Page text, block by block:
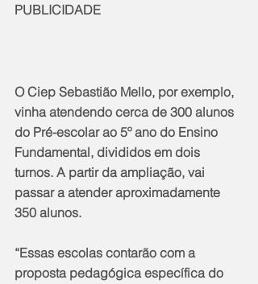
PUBLICIDADE
O Ciep Sebastião Mello, por exemplo,
vinha atendendo cerca de 300 alunos
do Pré-escolar ao 5º ano do Ensino
Fundamental, divididos em dois
turnos. A partir da ampliação, vai
passar a atender aproximadamente
350 alunos.
“Essas escolas contarão com a
proposta pedagógica específica do